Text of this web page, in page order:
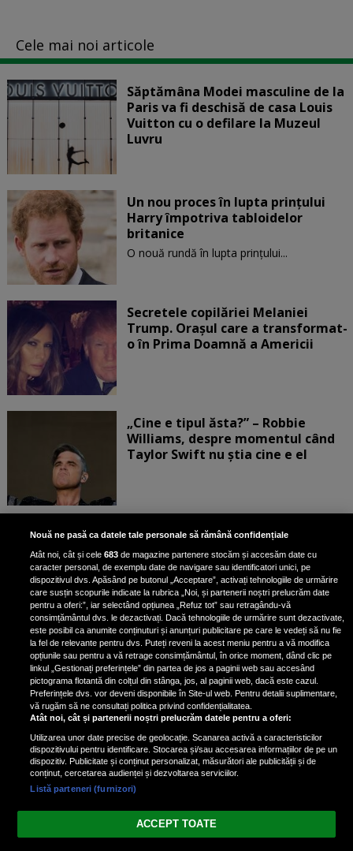
Cele mai noi articole
Săptămâna Modei masculine de la
Paris va fi deschisă de casa Louis
Vuitton cu o defilare la Muzeul
Luvru
Un nou proces în lupta prinţului
Harry împotriva tabloidelor
britanice
O nouă rundă în lupta prinţului...
Secretele copilăriei Melaniei
Trump. Orașul care a transformat-
o în Prima Doamnă a Americii
„Cine e tipul ăsta?” – Robbie
Williams, despre momentul când
Taylor Swift nu știa cine e el
Bruce Dickinson, solistul trupei
Iron Maiden, şi-a arătat talentul
de scrimer la un concurs în Franţa
Nicki Minaj, acuzată de agresiune
de fostul manager: Detalii șocante
din proces
Nicki Minaj le-a lăudat pe...
Vezi varianta Desktop
Nouă ne pasă ca datele tale personale să rămână confidențiale
Atât noi, cât și cele683 de magazine partenere stocăm și accesăm date cu
caracter personal, de exemplu date de navigare sau identificatori unici, pe
dispozitivul dvs. Apăsând pe butonul „Acceptare”, activați tehnologiile de urmărire
care susțin scopurile indicate la rubrica „Noi, și partenerii noștri prelucrăm date
pentru a oferi:”, iar selectând opțiunea „Refuz tot” sau retragându-vă
consimțământul dvs. le dezactivați. Dacă tehnologiile de urmărire sunt dezactivate,
este posibil ca anumite conținuturi și anunțuri publicitare pe care le vedeți să nu fie
la fel de relevante pentru dvs. Puteți reveni la acest meniu pentru a vă modifica
opțiunile sau pentru a vă retrage consimțământul, în orice moment, dând clic pe
linkul „Gestionați preferințele” din partea de jos a paginii web sau accesând
pictograma flotantă din colțul din stânga, jos, al paginii web, dacă este cazul.
Preferințele dvs. vor deveni disponibile în Site-ul web. Pentru detalii suplimentare,
vă rugăm să ne consultați politica privind confidențialitatea.
Atât noi, cât și partenerii noștri prelucrăm datele pentru a oferi:
Utilizarea unor date precise de geolocație. Scanarea activă a caracteristicilor
dispozitivului pentru identificare. Stocarea și/sau accesarea informațiilor de pe un
dispozitiv. Publicitate și conținut personalizat, măsurători ale publicității și de
conținut, cercetarea audienței și dezvoltarea serviciilor.
Listă parteneri (furnizori)
ACCEPT TOATE